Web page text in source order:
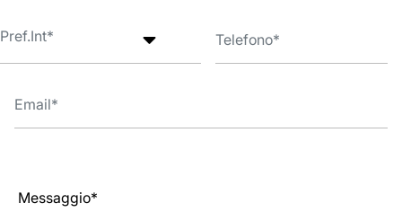
Messaggio*